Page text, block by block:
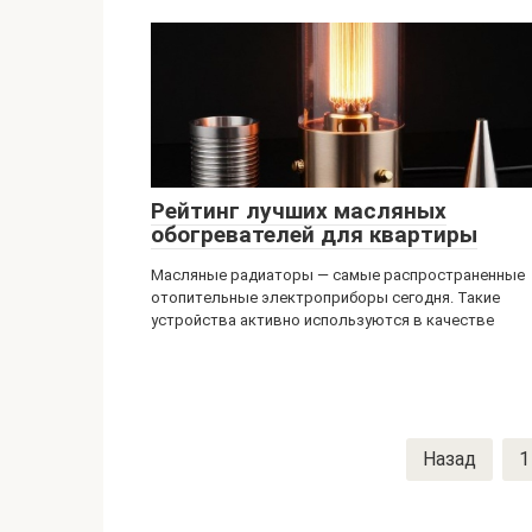
Рейтинг лучших масляных
обогревателей для квартиры
Масляные радиаторы — самые распространенные
отопительные электроприборы сегодня. Такие
устройства активно используются в качестве
Назад 1